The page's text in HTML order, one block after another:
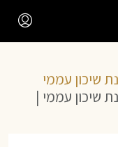
שיכון עממי
שיכון עממי |